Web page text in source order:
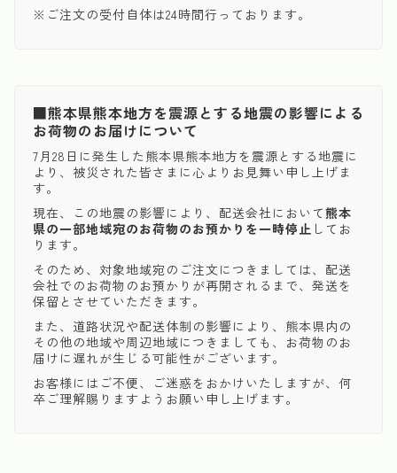
※ご注文の受付自体は24時間行っております。
■熊本県熊本地方を震源とする地震の影響による
お荷物のお届けについて
7月28日に発生した熊本県熊本地方を震源とする地震に
より、被災された皆さまに心よりお見舞い申し上げま
す。
現在、この地震の影響により、配送会社において熊本
県の一部地域宛のお荷物のお預かりを一時停止 してお
ります。
そのため、対象地域宛のご注文につきましては、配送
会社でのお荷物のお預かりが再開されるまで、発送を
保留とさせていただきます。
また、道路状況や配送体制の影響により、熊本県内の
その他の地域や周辺地域につきましても、お荷物のお
届けに遅れが生じる可能性がございます。
お客様にはご不便、ご迷惑をおかけいたしますが、何
卒ご理解賜りますようお願い申し上げます。